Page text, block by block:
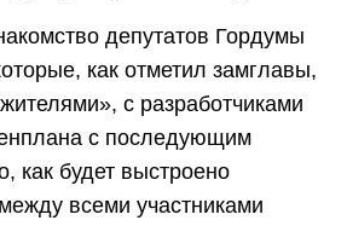
депутатов Гордумы
как отметил замглавы,
с разработчиками
с последующим
как будет выстроено
всеми участниками